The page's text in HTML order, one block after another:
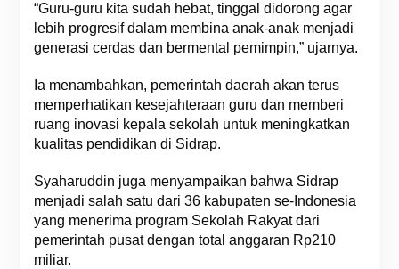
“Guru-guru kita sudah hebat, tinggal didorong agar
lebih progresif dalam membina anak-anak menjadi
generasi cerdas dan bermental pemimpin,” ujarnya.
Ia menambahkan, pemerintah daerah akan terus
memperhatikan kesejahteraan guru dan memberi
ruang inovasi kepala sekolah untuk meningkatkan
kualitas pendidikan di Sidrap.
Syaharuddin juga menyampaikan bahwa Sidrap
menjadi salah satu dari 36 kabupaten se-Indonesia
yang menerima program Sekolah Rakyat dari
pemerintah pusat dengan total anggaran Rp210
miliar.